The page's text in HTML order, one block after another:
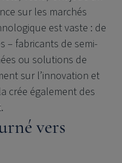
sur les marchés
est vaste : de
– fabricants de semi-
ou solutions de
sur l’innovation et
crée également des
vers